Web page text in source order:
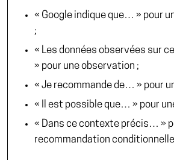
« Google indique que… » pour
;
« Les données observées sur
» pour une observation ;
« Je recommande de… » pour
« Il est possible que… » pour
« Dans ce contexte précis… »
recommandation